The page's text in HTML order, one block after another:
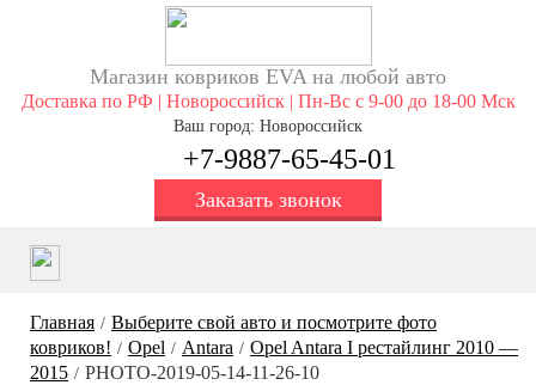
Магазин ковриков EVA ​на любой авто
Доставка по РФ | Новороссийск | Пн-Вс с 9-00 до 18-00 Мск
Ваш город: Новороссийск
+7-9887-65-45-01
Заказать звонок
Главная / Выберите свой авто и посмотрите фото
ковриков! / Opel / Antara / Opel Antara I рестайлинг 2010 —
2015 / PHOTO-2019-05-14-11-26-10